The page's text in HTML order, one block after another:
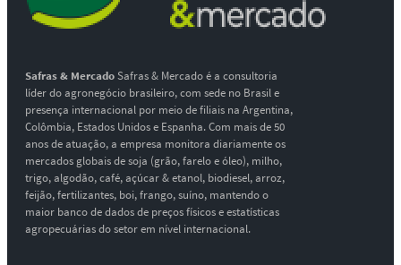
Safras & MercadoSafras & Mercado é a consultoria
líder do agronegócio brasileiro, com sede no Brasil e
presença internacional por meio de filiais na Argentina,
Colômbia, Estados Unidos e Espanha. Com mais de 50
anos de atuação, a empresa monitora diariamente os
mercados globais de soja (grão, farelo e óleo), milho,
trigo, algodão, café, açúcar & etanol, biodiesel, arroz,
feijão, fertilizantes, boi, frango, suíno, mantendo o
maior banco de dados de preços físicos e estatísticas
agropecuárias do setor em nível internacional.